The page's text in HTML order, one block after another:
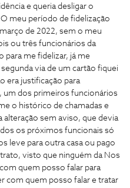
e queria desligar o
meu período de fidelização
de 2022, sem o meu
ou três funcionários da
para me fidelizar, já me
via de um cartão fiquei
era justificação para
um dos primeiros funcionários
o histórico de chamadas e
alteração sem aviso, que devia
os próximos funcionais só
leve para outra casa ou pago
visto que ninguém da Nos
quem posso falar para
com quem posso falar e tratar